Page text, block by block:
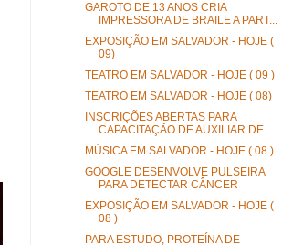
GAROTO DE 13 ANOS CRIA
IMPRESSORA DE BRAILE A PART...
EXPOSIÇÃO EM SALVADOR - HOJE (
09)
TEATRO EM SALVADOR - HOJE ( 09 )
TEATRO EM SALVADOR - HOJE ( 08)
INSCRIÇÕES ABERTAS PARA
CAPACITAÇÃO DE AUXILIAR DE...
MÚSICA EM SALVADOR - HOJE ( 08 )
GOOGLE DESENVOLVE PULSEIRA
PARA DETECTAR CÂNCER
EXPOSIÇÃO EM SALVADOR - HOJE (
08 )
PARA ESTUDO, PROTEÍNA DE